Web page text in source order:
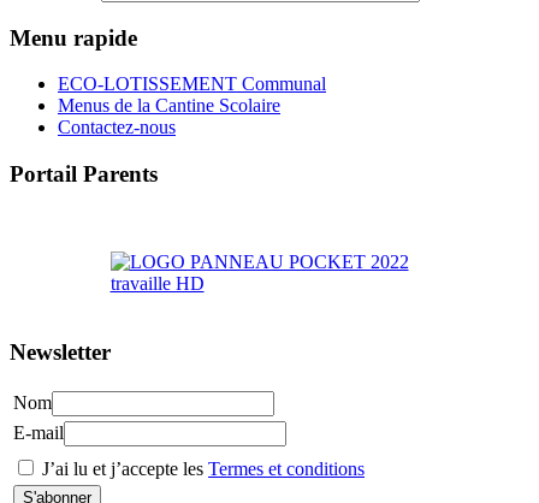
Menu rapide
ECO-LOTISSEMENT Communal
Menus de la Cantine Scolaire
Contactez-nous
Portail Parents
Newsletter
Nom
E-mail
J’ai lu et j’accepte les Termes et conditions